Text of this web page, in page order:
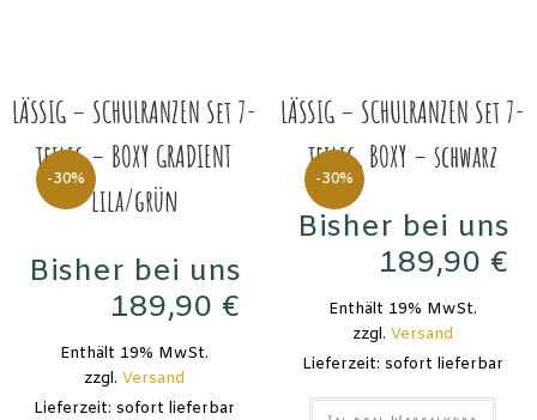
-30%
LÄSSIG – SCHULRANZEN Set 7-
teilig – BOXY GRADIENT
lila/grün
Bisher bei uns
189,90 €
Enthält 19% MwSt.
zzgl. Versand
Lieferzeit: sofort lieferbar
-30%
LÄSSIG – SCHULRANZEN Set 7-
teilig, BOXY – schwarz
Bisher bei uns
189,90 €
Enthält 19% MwSt.
zzgl. Versand
Lieferzeit: sofort lieferbar